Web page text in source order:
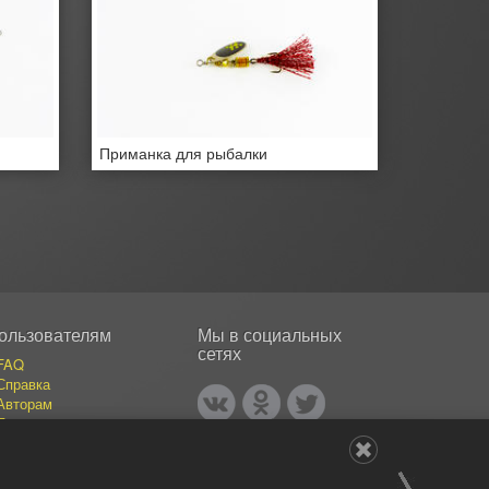
Приманка для рыбалки
Мы в социальных
сетях